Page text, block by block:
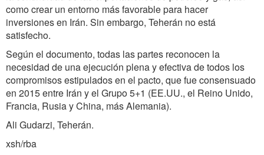
como crear un entorno más favorable para hacer
inversiones en Irán. Sin embargo, Teherán no está
satisfecho.
Según el documento, todas las partes reconocen la
necesidad de una ejecución plena y efectiva de todos los
compromisos estipulados en el pacto, que fue consensuado
en 2015 entre Irán y el Grupo 5+1 (EE.UU., el Reino Unido,
Francia, Rusia y China, más Alemania).
Ali Gudarzi, Teherán.
xsh/rba